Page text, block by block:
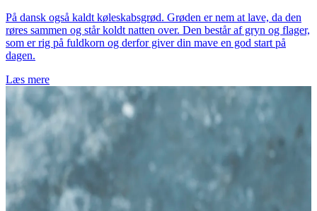
På dansk også kaldt køleskabsgrød. Grøden er nem at lave, da den
røres sammen og står koldt natten over. Den består af gryn og flager,
som er rig på fuldkorn og derfor giver din mave en god start på
dagen.
Læs mere